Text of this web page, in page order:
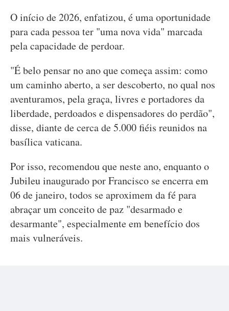
O início de 2026, enfatizou, é uma oportunidade
para cada pessoa ter "uma nova vida" marcada
pela capacidade de perdoar.
"É belo pensar no ano que começa assim: como
um caminho aberto, a ser descoberto, no qual nos
aventuramos, pela graça, livres e portadores da
liberdade, perdoados e dispensadores do perdão",
disse, diante de cerca de 5.000 fiéis reunidos na
basílica vaticana.
Por isso, recomendou que neste ano, enquanto o
Jubileu inaugurado por Francisco se encerra em
06 de janeiro, todos se aproximem da fé para
abraçar um conceito de paz "desarmado e
desarmante", especialmente em benefício dos
mais vulneráveis.